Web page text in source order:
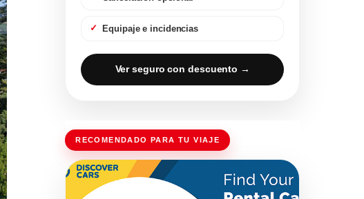
Equipaje e incidencias
Ver seguro con descuento →
RECOMENDADO PARA TU VIAJE